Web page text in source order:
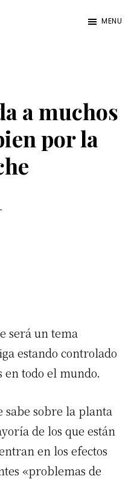
MENU
a muchos
por la
será un tema
estando controlado
en todo el mundo.
sabe sobre la planta
de los que están
en los efectos
«problemas de